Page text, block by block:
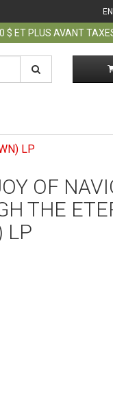
$ ET PLUS AVANT
LP
OF
THE
LP